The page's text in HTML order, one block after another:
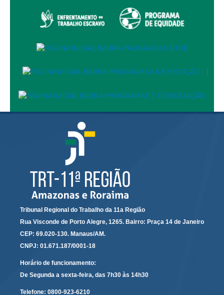
Inscrições
Informe de Rendimentos - 2026
Notícias
Todas as Notícias
Galeria de Fotos
Redes Sociais
Fale com a Comunicação
Logomarca
Jurisprudência
Consulta Jurisprudencial
Falcão - Busca por Jurisprudência
Pangea - precedentes qualificados
|
Tribunal Regional do Trabalho da 11a Região
Rua Visconde de Porto Alegre, 1265. Bairro: Praça 14 de Janeiro
CEP: 69.020-130. Manaus/AM.
CNPJ: 01.671.187/0001-18
Horário de funcionamento:
De Segunda a sexta-feira, das 7h30 às 14h30
Telefone: 0800-923-6210